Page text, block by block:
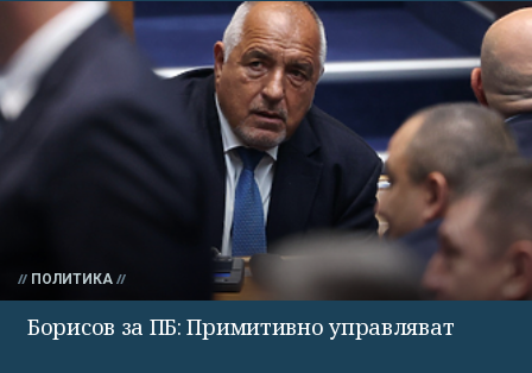
ПОЛИТИКА
Борисов за ПБ: Примитивно управляват